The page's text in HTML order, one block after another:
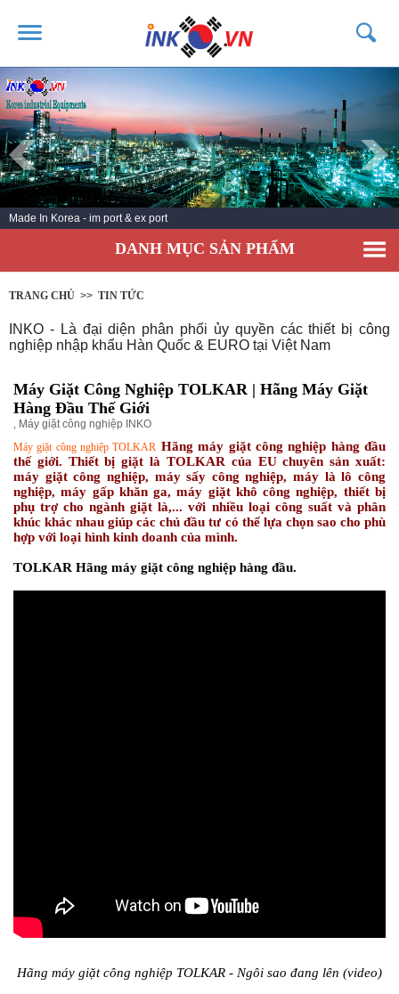
TRANG CHỦ
GIỚI THIỆU
SẢN PHẨM
DỊCH VỤ
TIN TỨC
KHÁCH HÀNG
Made In Korea - im port & ex port
DANH MỤC SẢN PHẨM
TRANG CHỦ >> TIN TỨC
INKO - Là đại diện phân phối ủy quyền các thiết bị công
nghiệp nhập khẩu Hàn Quốc & EURO tại Việt Nam
Máy Giặt Công Nghiệp TOLKAR | Hãng Máy Giặt
Hàng Đầu Thế Giới
Máy giặt công nghiệp INKO
Máy giặt công nghiệp TOLKAR Hãng máy giặt công nghiệp hàng đầu
thế giới. Thiết bị giặt là TOLKAR của EU chuyên sản xuất:
máy giặt công nghiệp, máy sấy công nghiệp, máy là lô công
nghiệp, máy gấp khăn ga, máy giặt khô công nghiệp, thiết bị
phụ trợ cho ngành giặt là,... với nhiều loại công suất và phân
khúc khác nhau giúp các chủ đầu tư có thể lựa chọn sao cho phù
hợp với loại hình kinh doanh của mình.
TOLKAR Hãng máy giặt công nghiệp hàng đầu.
Hãng máy giặt công nghiệp TOLKAR - Ngôi sao đang lên (video)